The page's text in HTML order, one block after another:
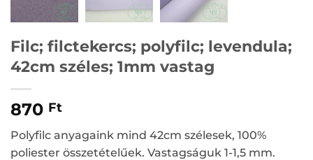
Filc; filctekercs; polyfilc; levendula;
42cm széles; 1mm vastag
870 Ft
Polyfilc anyagaink mind 42cm szélesek, 100%
poliester összetételűek. Vastagságuk 1-1,5 mm.